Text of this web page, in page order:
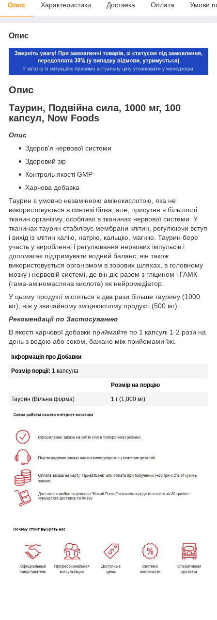
Опис Характеристики Доставка Оплата Умови
Опис
Опис
Таурин, Подвійна сила, 1000 мг, 100
капсул, Now Foods
Опис
Здоров'я нервової системи
Здоровий зір
Контроль якості GMP
Харчова добавка
Таурин є умовно незамінною амінокислотою, яка не
використовується в синтезі білка, але, присутня в більшості
тканин організму, особливо в тканинах нервової системи. У
тканинах таурин стабілізує мембрани клітин, регулюючи вступ
і вихід із клітин калію, натрію, кальцію, магнію. Таурин бере
участь у виробленні і регулювання нервових імпульсів і
допомагає підтримувати водний баланс; він також
використовується організмом в зорових шляхах, в головному
мозку і нервовій системі, де він діє разом з гліцином і ГАМК
(гама-аміномасляна кислота) як нейромедіатор.
У цьому продукті міститься в два рази більше таурину (1000
мг), ніж у звичайному зміцнюючому продукті (500 мг).
Рекомендації по Застосуванню
В якості харчової добавки приймайте по 1 капсулі 1-2 рази на
день з водою або соком, бажано між прийомами їжі.
Інформація про Добавки
Розмір порції: 1 капсула
Розмір на порцію
Таурин (Вільна форма) 1 г (1,000 мг)